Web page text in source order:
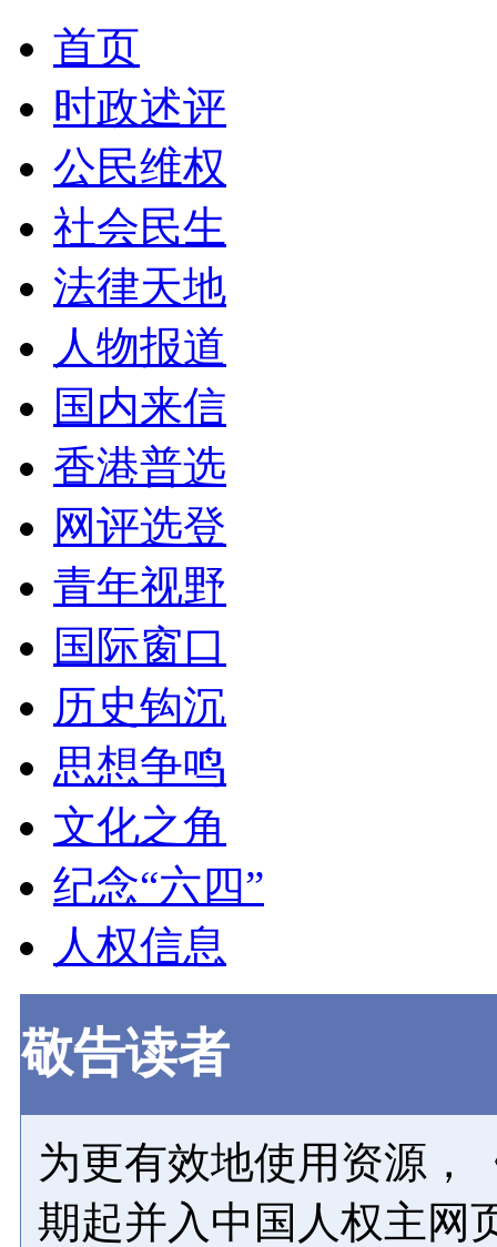
首页
时政述评
公民维权
社会民生
法律天地
人物报道
国内来信
香港普选
网评选登
青年视野
国际窗口
历史钩沉
思想争鸣
文化之角
纪念“六四”
人权信息
敬告读者
为更有效地使用资源，
期起并入中国人权主网